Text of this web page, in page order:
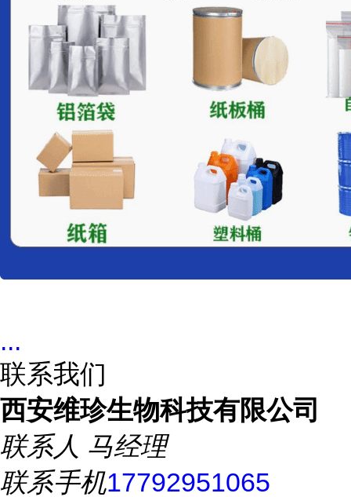
...
联系我们
西安维珍生物科技有限公司
联系人 马经理
联系手机17792951065